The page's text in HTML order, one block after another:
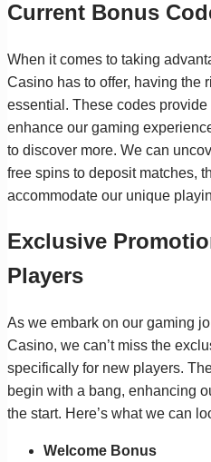
Current Bonus
When it comes to taking
Casino has to offer, having the
essential. These codes
enhance our gaming
to discover more. We can
free spins to deposit matches,
accommodate our unique
Exclusive
Players
As we embark on our gaming
Casino, we can’t miss the
specifically for new players.
begin with a bang, enhancing
the start. Here’s what we can
Welcome Bonus